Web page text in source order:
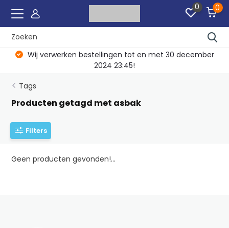
0 0
Wij verwerken bestellingen tot en met 30 december
2024 23:45!
Tags
Producten getagd met asbak
Filters
Geen producten gevonden!...